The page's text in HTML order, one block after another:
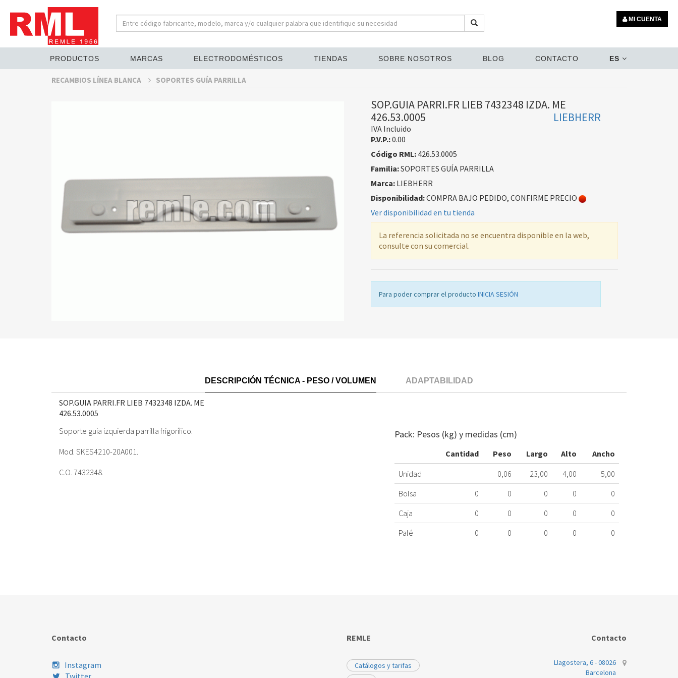
MI CUENTA
PRODUCTOS MARCAS ELECTRODOMÉSTICOS TIENDAS SOBRE NOSOTROS BLOG CONTACTO ES
RECAMBIOS LÍNEA BLANCA SOPORTES GUÍA PARRILLA
SOP.GUIA PARRI.FR LIEB 7432348 IZDA. ME
426.53.0005
LIEBHERR
IVA Incluido
P.V.P.:0.00
Código RML:426.53.0005
Familia:SOPORTES GUÍA PARRILLA
Marca:LIEBHERR
Disponibilidad:COMPRA BAJO PEDIDO, CONFIRME PRECIO
Ver disponibilidad en tu tienda
La referencia solicitada no se encuentra disponible en la web,
consulte con su comercial.
Para poder comprar el producto INICIA SESIÓN
DESCRIPCIÓN TÉCNICA - PESO / VOLUMEN ADAPTABILIDAD
SOP.GUIA PARRI.FR LIEB 7432348 IZDA. ME
426.53.0005
Soporte guia izquierda parrilla frigorífico.
Mod. SKES4210-20A001.
C.O. 7432348.
Pack: Pesos (kg) y medidas (cm)
Cantidad Peso Largo Alto
Ancho
Unidad
0,06 23,00 4,00
5,00
Bolsa
0 0 0 0
0
Caja
0 0 0 0
0
Palé
0 0 0 0 0
Contacto
Instagram
Twitter
REMLE
Catálogos y tarifas
Contacto
Llagostera, 6 - 08026
Barcelona